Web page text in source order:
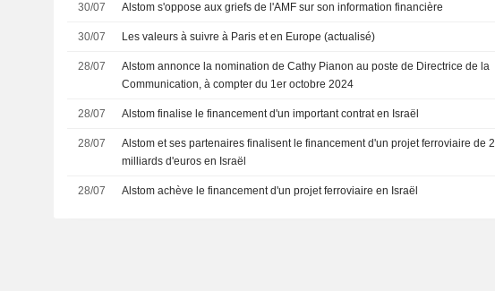
30/07 Alstom s'oppose aux griefs de l'AMF sur son information financière
30/07 Les valeurs à suivre à Paris et en Europe (actualisé)
28/07
Alstom annonce la nomination de Cathy Pianon au poste de Directrice de la
Communication, à compter du 1er octobre 2024
28/07 Alstom finalise le financement d'un important contrat en Israël
28/07
Alstom et ses partenaires finalisent le financement d'un projet ferroviaire de 2
milliards d'euros en Israël
28/07 Alstom achève le financement d'un projet ferroviaire en Israël